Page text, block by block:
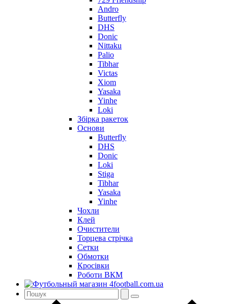
Andro
Butterfly
DHS
Donic
Nittaku
Palio
Tibhar
Victas
Xiom
Yasaka
Yinhe
Loki
Збірка ракеток
Основи
Butterfly
DHS
Donic
Loki
Stiga
Tibhar
Yasaka
Yinhe
Чохли
Клей
Очистители
Торцева стрічка
Сетки
Обмотки
Кросівки
Роботи ВКМ